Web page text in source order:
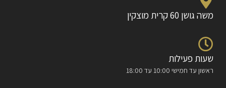
משה גושן 60 קרית מוצקין
שעות פעילות
ראשון עד חמישי 10:00 עד 18:00